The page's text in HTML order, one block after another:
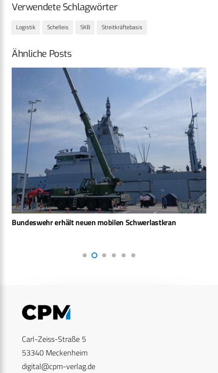
Verwendete Schlagwörter
Logistik Schelleis SKB Streitkräftebasis
Ähnliche Posts
Bundeswehr erhält neuen mobilen Schwerlastkran
Carl-Zeiss-Straße 5
53340 Meckenheim
digital@cpm-verlag.de